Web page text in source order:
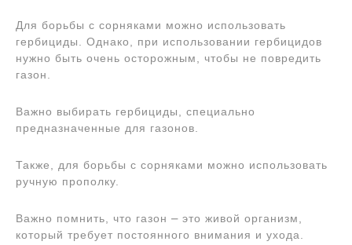
Для борьбы с сорняками можно использовать
гербициды. Однако, при использовании гербицидов
нужно быть очень осторожным, чтобы не повредить
газон.
Важно выбирать гербициды, специально
предназначенные для газонов.
Также, для борьбы с сорняками можно использовать
ручную прополку.
Важно помнить, что газон ⎼ это живой организм,
который требует постоянного внимания и ухода.